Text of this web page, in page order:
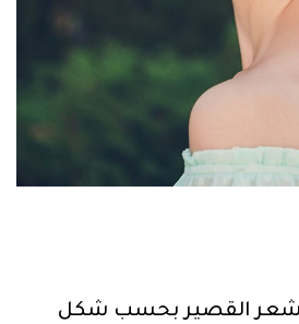
القصير بحسب شكل